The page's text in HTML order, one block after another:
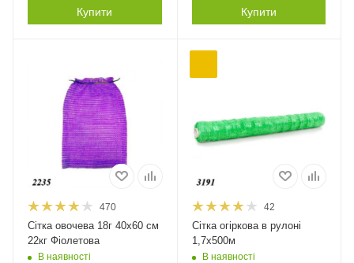
Купити Купити
470
Сітка овочева 18г 40х60 см
22кг Фіолетова
В наявності
42
Сітка огіркова в рулоні
1,7х500м
В наявності